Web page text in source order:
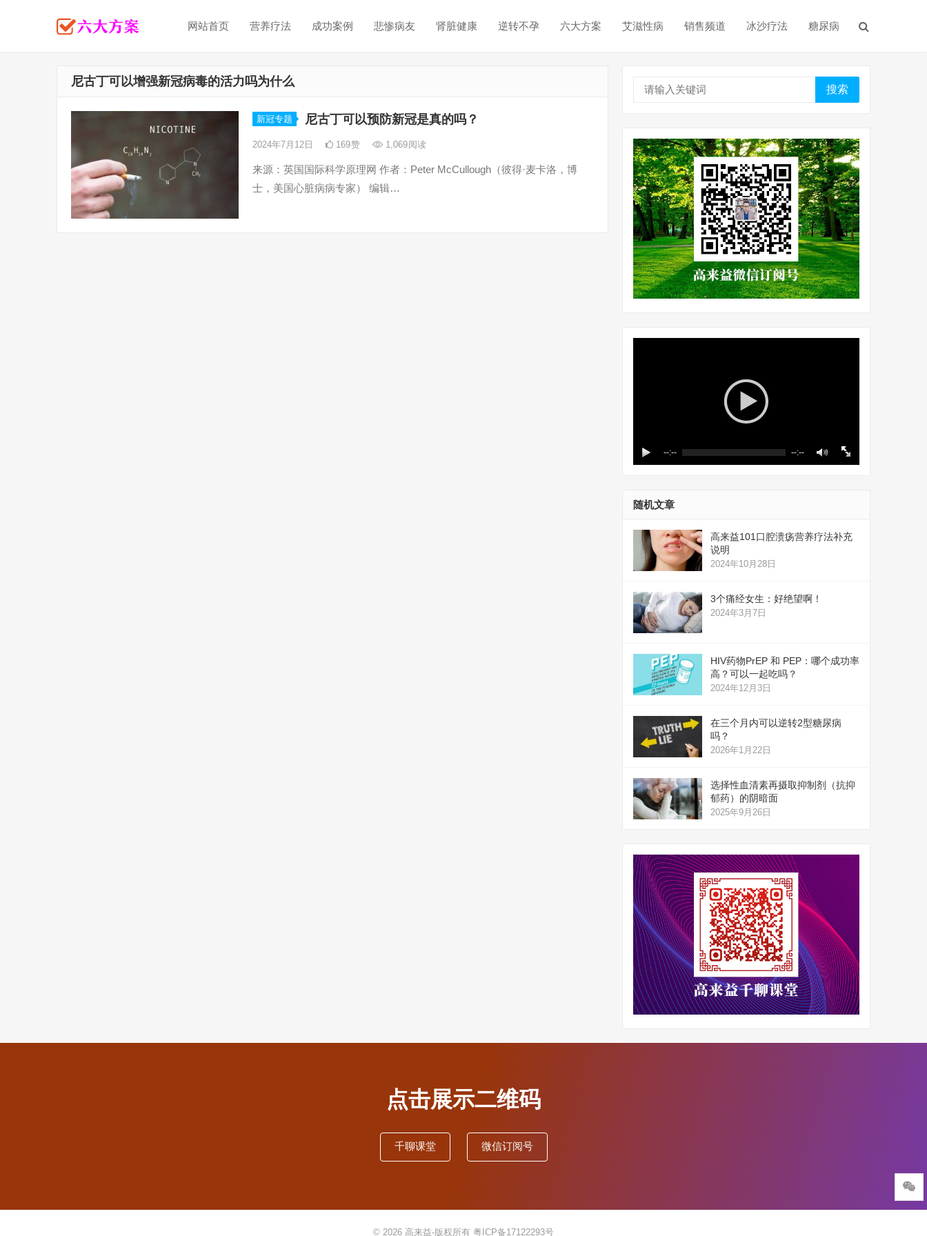
网站首页 营养疗法 成功案例 悲惨病友 肾脏健康 逆转不孕 六大方案 艾滋性病 销售频道 冰沙疗法 糖尿病
尼古丁可以增强新冠病毒的活力吗为什么
新冠专题 尼古丁可以预防新冠是真的吗？
2024年7月12日 169赞 1,069阅读
来源：英国国际科学原理网 作者：Peter McCullough（彼得·麦卡洛，博
士，美国心脏病病专家） 编辑…
搜索
--:-- --:--
随机文章
高来益101口腔溃疡营养疗法补充
说明
2024年10月28日
3个痛经女生：好绝望啊！
2024年3月7日
HIV药物PrEP 和 PEP：哪个成功率
高？可以一起吃吗？
2024年12月3日
在三个月内可以逆转2型糖尿病
吗？
2026年1月22日
选择性血清素再摄取抑制剂（抗抑
郁药）的阴暗面
2025年9月26日
点击展示二维码
千聊课堂 微信订阅号
© 2026 高来益-版权所有 粤ICP备17122293号